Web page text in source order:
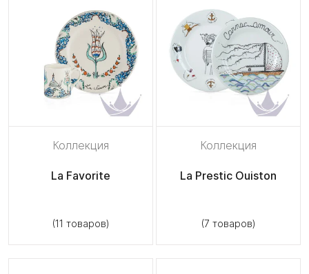
Коллекция
La Favorite
(11 товаров)
Коллекция
La Prestic Ouiston
(7 товаров)